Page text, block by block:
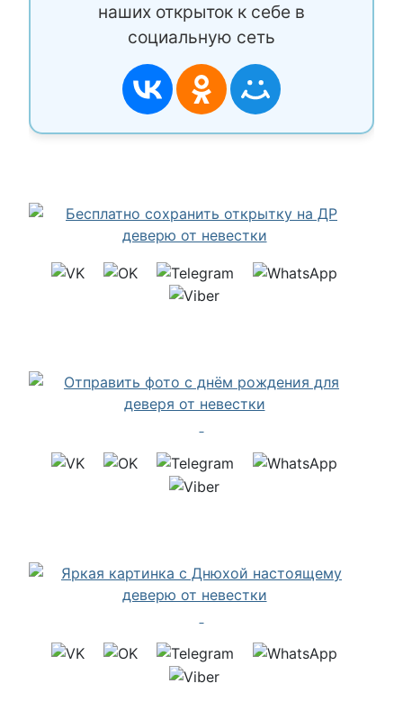
наших открыток к себе в
социальную сеть